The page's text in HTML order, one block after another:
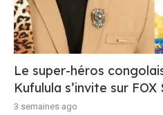
Le super-héros
Kufulula s’invite sur
3 semaines ago